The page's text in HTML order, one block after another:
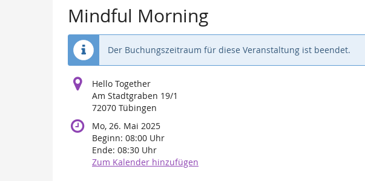
Mindful Morning
Der Buchungszeitraum für diese Veranstaltung ist beendet.
Hello Together
Am Stadtgraben 19/1
72070 Tübingen
Mo, 26. Mai 2025
Beginn: 08:00 Uhr
Ende: 08:30 Uhr
Zum Kalender hinzufügen